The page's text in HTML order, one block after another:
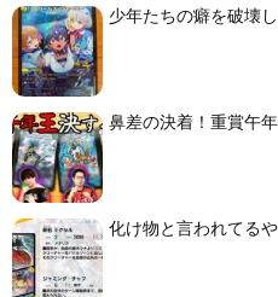
少年たちの癖を破壊
鼻差の決着！重賞午
化け物と言われてる